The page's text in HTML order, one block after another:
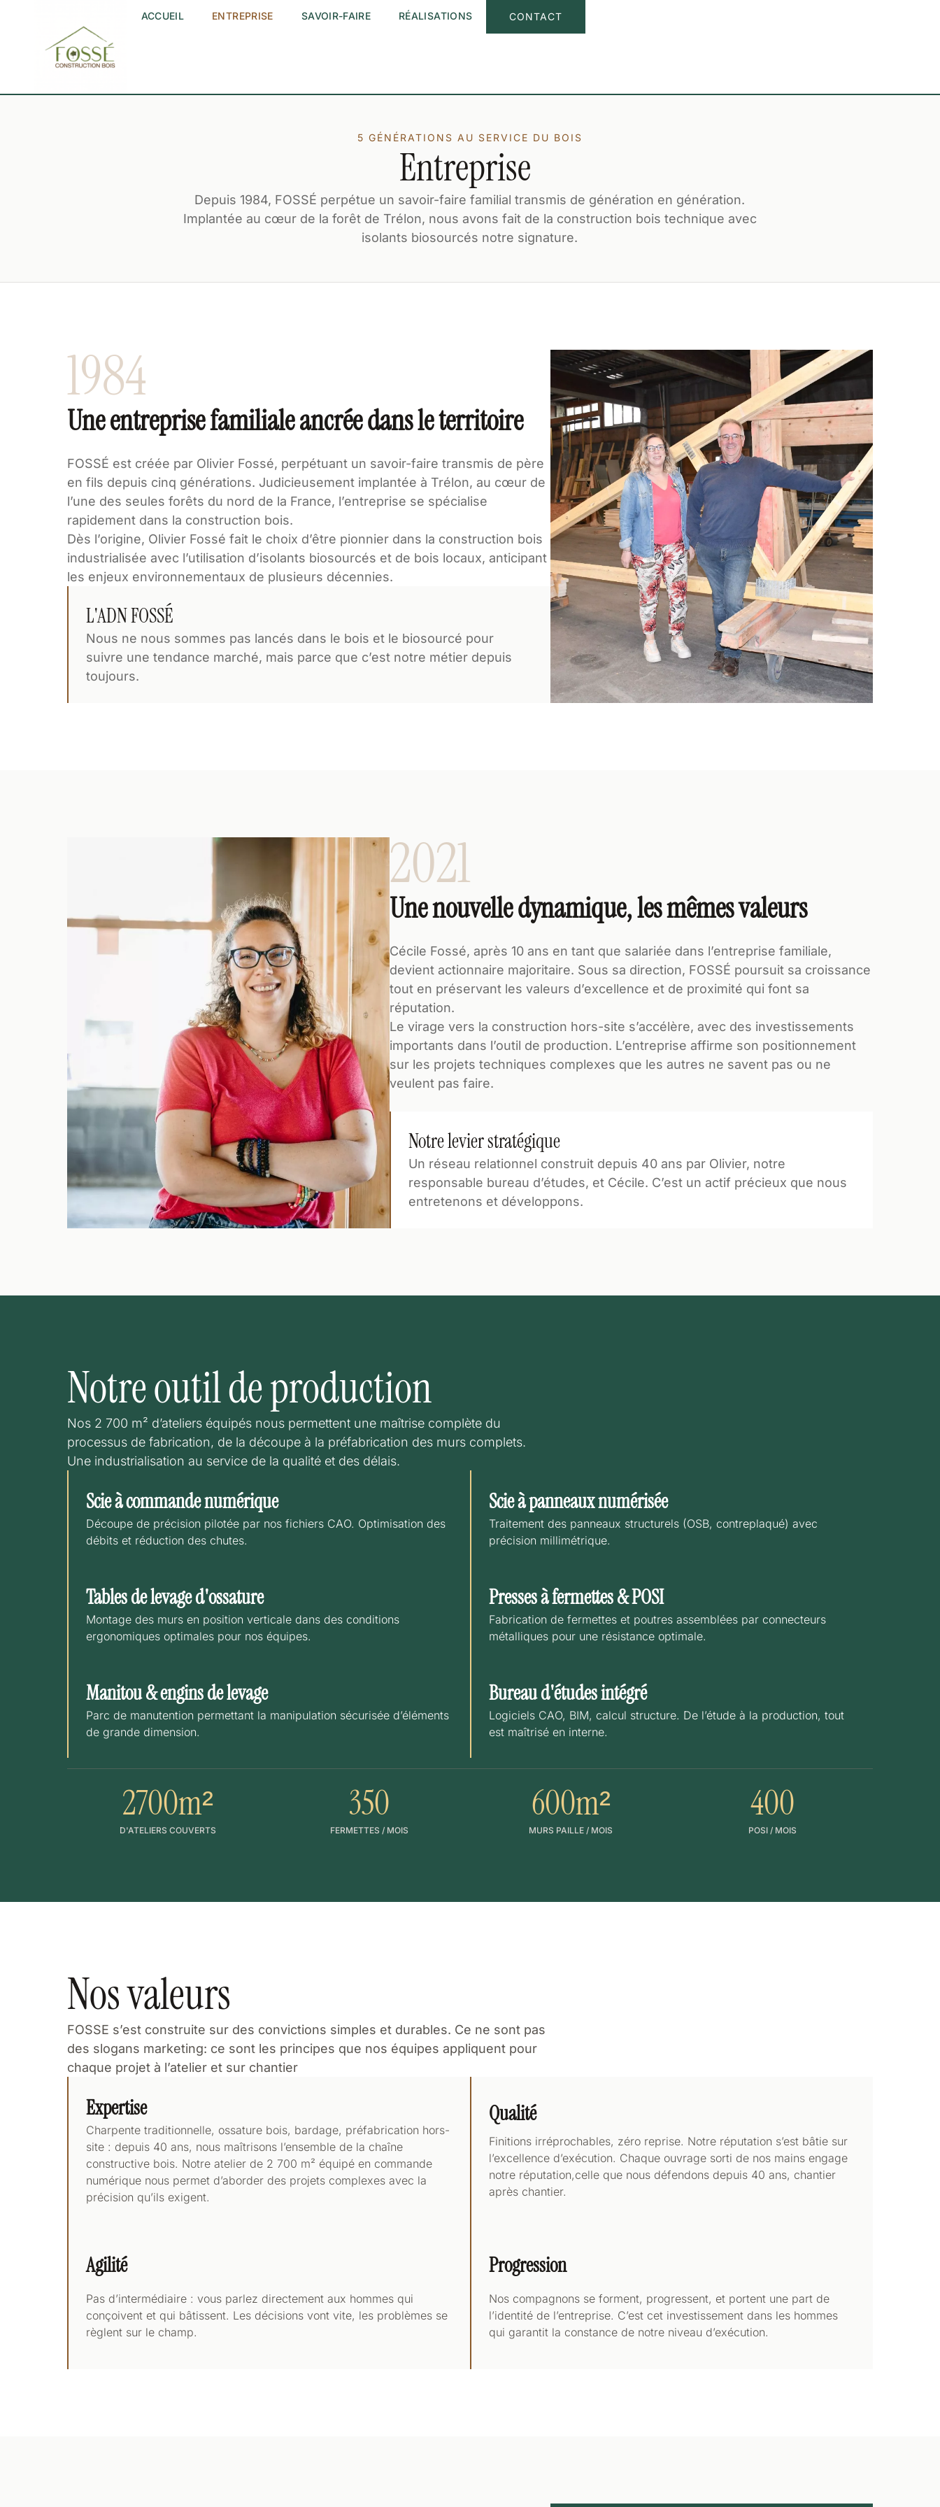
ACCUEIL ENTREPRISE SAVOIR-FAIRE RÉALISATIONS CONTACT
5 GÉNÉRATIONS AU SERVICE DU BOIS
Entreprise
Depuis 1984, FOSSÉ perpétue un savoir-faire familial transmis de génération en génération.
Implantée au cœur de la forêt de Trélon, nous avons fait de la construction bois technique avec
isolants biosourcés notre signature.
1984
Une entreprise familiale ancrée dans le territoire
FOSSÉ est créée par Olivier Fossé, perpétuant un savoir-faire transmis de père
en fils depuis cinq générations. Judicieusement implantée à Trélon, au cœur de
l’une des seules forêts du nord de la France, l’entreprise se spécialise
rapidement dans la construction bois.
Dès l’origine, Olivier Fossé fait le choix d’être pionnier dans la construction bois
industrialisée avec l’utilisation d’isolants biosourcés et de bois locaux, anticipant
les enjeux environnementaux de plusieurs décennies.
L'ADN FOSSÉ
Nous ne nous sommes pas lancés dans le bois et le biosourcé pour
suivre une tendance marché, mais parce que c’est notre métier depuis
toujours.
2021
Une nouvelle dynamique, les mêmes valeurs
Cécile Fossé, après 10 ans en tant que salariée dans l’entreprise familiale,
devient actionnaire majoritaire. Sous sa direction, FOSSÉ poursuit sa croissance
tout en préservant les valeurs d’excellence et de proximité qui font sa
réputation.
Le virage vers la construction hors-site s’accélère, avec des investissements
importants dans l’outil de production. L’entreprise affirme son positionnement
sur les projets techniques complexes que les autres ne savent pas ou ne
veulent pas faire.
Notre levier stratégique
Un réseau relationnel construit depuis 40 ans par Olivier, notre
responsable bureau d’études, et Cécile. C’est un actif précieux que nous
entretenons et développons.
Notre outil de production
Nos 2 700 m² d’ateliers équipés nous permettent une maîtrise complète du
processus de fabrication, de la découpe à la préfabrication des murs complets.
Une industrialisation au service de la qualité et des délais.
Scie à commande numérique
Découpe de précision pilotée par nos fichiers CAO. Optimisation des
débits et réduction des chutes.
Scie à panneaux numérisée
Traitement des panneaux structurels (OSB, contreplaqué) avec
précision millimétrique.
Tables de levage d'ossature
Montage des murs en position verticale dans des conditions
ergonomiques optimales pour nos équipes.
Presses à fermettes & POSI
Fabrication de fermettes et poutres assemblées par connecteurs
métalliques pour une résistance optimale.
Manitou & engins de levage
Parc de manutention permettant la manipulation sécurisée d’éléments
de grande dimension.
Bureau d'études intégré
Logiciels CAO, BIM, calcul structure. De l’étude à la production, tout
est maîtrisé en interne.
D'ATELIERS COUVERTS
2700m²
FERMETTES / MOIS
350
MURS PAILLE / MOIS
600m²
POSI / MOIS
400
Nos valeurs
FOSSE s’est construite sur des convictions simples et durables. Ce ne sont pas
des slogans marketing: ce sont les principes que nos équipes appliquent pour
chaque projet à l’atelier et sur chantier
Expertise
Charpente traditionnelle, ossature bois, bardage, préfabrication hors-
site : depuis 40 ans, nous maîtrisons l’ensemble de la chaîne
constructive bois. Notre atelier de 2 700 m² équipé en commande
numérique nous permet d’aborder des projets complexes avec la
précision qu’ils exigent.
Qualité
Finitions irréprochables, zéro reprise. Notre réputation s’est bâtie sur
l’excellence d’exécution. Chaque ouvrage sorti de nos mains engage
notre réputation,celle que nous défendons depuis 40 ans, chantier
après chantier.
Agilité
Pas d’intermédiaire : vous parlez directement aux hommes qui
conçoivent et qui bâtissent. Les décisions vont vite, les problèmes se
règlent sur le champ.
Progression
Nos compagnons se forment, progressent, et portent une part de
l’identité de l’entreprise. C’est cet investissement dans les hommes
qui garantit la constance de notre niveau d’exécution.